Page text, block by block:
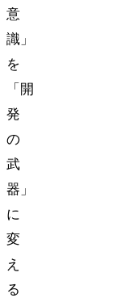
意
識」
を
「開
発
の
武
器」
に
変
え
る